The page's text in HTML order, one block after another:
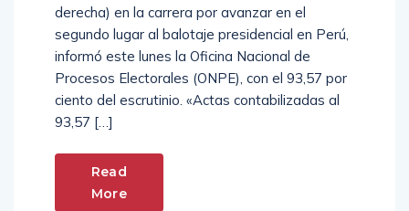
derecha) en la carrera por avanzar en el
segundo lugar al balotaje presidencial en Perú,
informó este lunes la Oficina Nacional de
Procesos Electorales (ONPE), con el 93,57 por
ciento del escrutinio. «Actas contabilizadas al
93,57 […]
Read
More